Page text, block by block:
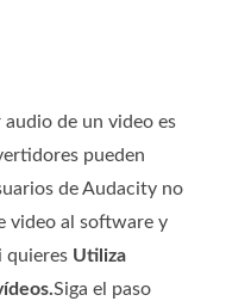
de un video es
pueden
de Audacity no
video al software y
quieres Utiliza
Siga el paso